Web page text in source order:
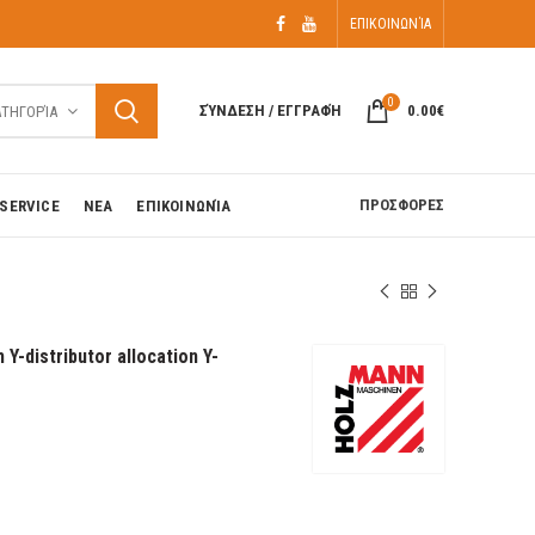
ΕΠΙΚΟΙΝΩΝΊΑ
ΣΎΝΔΕΣΗ / ΕΓΓΡΑΦΉ 0 0.00€
SERVICE ΝΕΑ ΕΠΙΚΟΙΝΩΝΊΑ ΠΡΟΣΦΟΡΕΣ
distributor allocation Y-